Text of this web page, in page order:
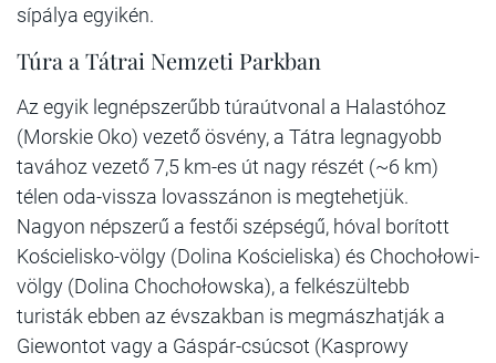
sípálya egyikén.
Túra a Tátrai Nemzeti Parkban
Az egyik legnépszerűbb túraútvonal a Halastóhoz
(Morskie Oko) vezető ösvény, a Tátra legnagyobb
tavához vezető 7,5 km-es út nagy részét (~6 km)
télen oda-vissza lovasszánon is megtehetjük.
Nagyon népszerű a festői szépségű, hóval borított
Kościelisko-völgy (Dolina Kościeliska) és Chochołowi-
völgy (Dolina Chochołowska), a felkészültebb
turisták ebben az évszakban is megmászhatják a
Giewontot vagy a Gáspár-csúcsot (Kasprowy